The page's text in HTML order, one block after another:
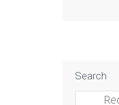
Search